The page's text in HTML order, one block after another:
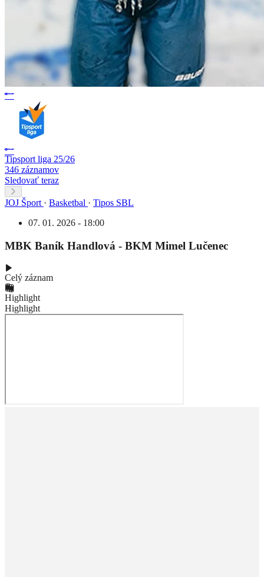
Tipsport liga 25/26
346 záznamov
Sledovať teraz
JOJ Šport · Basketbal · Tipos SBL
07. 01. 2026 - 18:00
MBK Baník Handlová - BKM Mimel Lučenec
Celý záznam
Highlight
Highlight